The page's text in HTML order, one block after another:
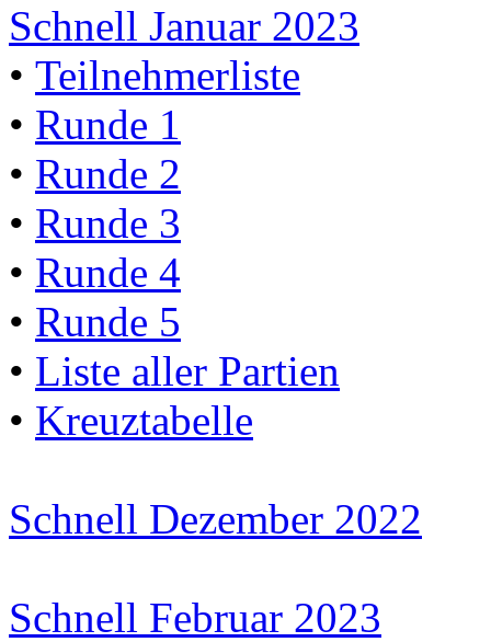
Schnell Januar 2023
• Teilnehmerliste
• Runde 1
• Runde 2
• Runde 3
• Runde 4
• Runde 5
• Liste aller Partien
• Kreuztabelle
Schnell Dezember 2022
Schnell Februar 2023